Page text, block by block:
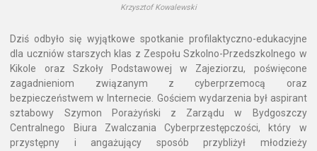
Krzysztof Kowalewski
Dziś odbyło się wyjątkowe spotkanie profilaktyczno-edukacyjne
dla uczniów starszych klas z Zespołu Szkolno-Przedszkolnego w
Kikole oraz Szkoły Podstawowej w Zajeziorzu, poświęcone
zagadnieniom związanym z cyberprzemocą oraz
bezpieczeństwem w Internecie. Gościem wydarzenia był aspirant
sztabowy Szymon Porażyński z Zarządu w Bydgoszczy
Centralnego Biura Zwalczania Cyberprzestępczości, który w
przystępny i angażujący sposób przybliżył młodzieży